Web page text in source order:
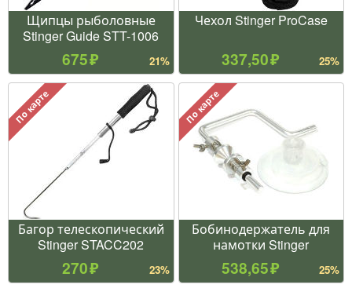
Щипцы рыболовные
Stinger Guide STT-1006
675 21%
Чехол Stinger ProCase
337,50 25%
По карте
Багор телескопический
Stinger STACC202
270 23%
По карте
Бобинодержатель для
намотки Stinger
538,65 25%